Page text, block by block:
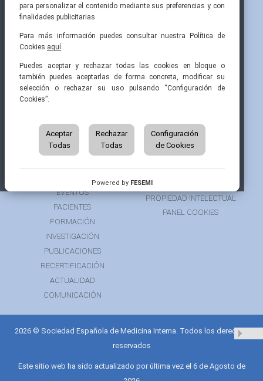
Pintor Ribera, 3
28016 Madrid
91 519 70 80
91 519 70 81
semi@fesemi.org
femi@fesemi.org
ÁREA DE SOCIO
GRUPOS DE TRABAJO
EVENTOS
PACIENTES
FORMACIÓN
INVESTIGACIÓN
PUBLICACIONES
RECERTIFICACIÓN
ACTUALIDAD
COMUNICACIÓN
AVISO LEGAL
AVISO PARA PACIENTES
FINANCIACIÓN
POLÍTICA DE COOKIES
PROPIEDAD INTELECTUAL
PANEL COOKIES
2026 © Sociedad Española de Medicina Interna. Todos los derechos
reservados
Este sitio web ha sido actualizado por última vez el 6 de Agosto de
para personalizar el contenido mediante sus preferencias y con
finalidades publicitarias.
Para más información puedes consultar nuestra Política de
Cookies aquí.
Puedes aceptar y rechazar todas las cookies en bloque o
también puedes aceptarlas de forma concreta, modificar su
selección o rechazar su uso pulsando “Configuración de
Cookies”.
Aceptar
Todas
Rechazar
Todas
Configuración
de Cookies
Powered by FESEMI